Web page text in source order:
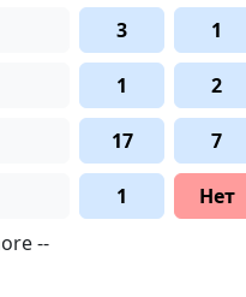
3 1
1 2
17 7
1
Нет
--